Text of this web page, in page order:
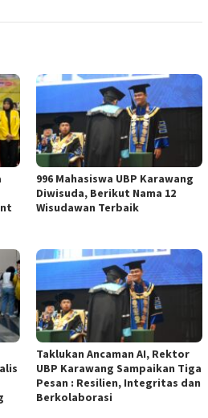
996 Mahasiswa UBP Karawang
Diwisuda, Berikut Nama 12
Wisudawan Terbaik
Taklukan Ancaman AI, Rektor
UBP Karawang Sampaikan Tiga
Pesan : Resilien, Integritas dan
Berkolaborasi